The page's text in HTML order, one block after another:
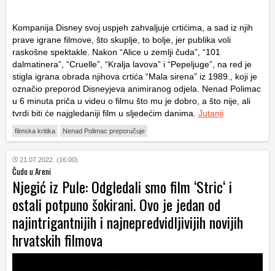
Kompanija Disney svoj uspjeh zahvaljuje crtićima, a sad iz njih
prave igrane filmove, što skuplje, to bolje, jer publika voli
raskošne spektakle. Nakon “Alice u zemlji čuda”, “101
dalmatinera”, “Cruelle”, “Kralja lavova” i “Pepeljuge”, na red je
stigla igrana obrada njihova crtića “Mala sirena” iz 1989., koji je
označio preporod Disneyjeva animiranog odjela. Nenad Polimac
u 6 minuta priča u videu o filmu što mu je dobro, a što nije, ali
tvrdi biti će najgledaniji film u sljedećim danima. Jutanji
filmska kritika Nenad Polimac preporučuje
21.07.2022. (16:00)
Čudo u Areni
Njegić iz Pule: Odgledali smo film ‘Stric‘ i
ostali potpuno šokirani. Ovo je jedan od
najintrigantnijih i najnepredvidljivijih novijih
hrvatskih filmova